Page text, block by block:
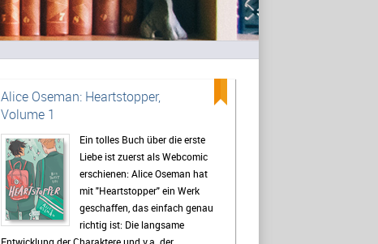
Alice Oseman: Heartstopper,
Volume 1
Ein tolles Buch über die erste
Liebe ist zuerst als Webcomic
erschienen: Alice Oseman hat
mit "Heartstopper" ein Werk
geschaffen, das einfach genau
richtig ist: Die langsame